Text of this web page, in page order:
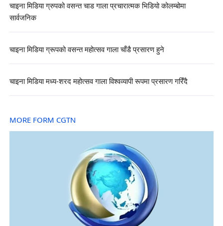
चाइना मिडिया ग्रुपको वसन्त चाड गाला प्रचारात्मक भिडियो कोलम्बोमा
सार्वजनिक
चाइना मिडिया ग्रूपको वसन्त महोत्सव गाला चाँडै प्रसारण हुने
चाइना मिडिया मध्य-शरद महोत्सव गाला विश्वव्यापी रूपमा प्रसारण गरिँदै
MORE FORM CGTN